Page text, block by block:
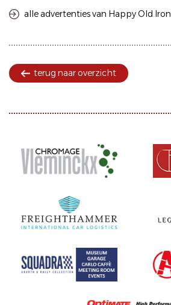
alle advertenties van Happy Old Iron
terug naar overzicht